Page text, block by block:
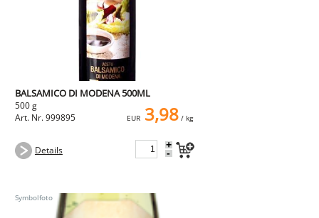
BALSAMICO DI MODENA 500ML
500 g
Art. Nr. 999895
EUR 3,98/ kg
Details +
-